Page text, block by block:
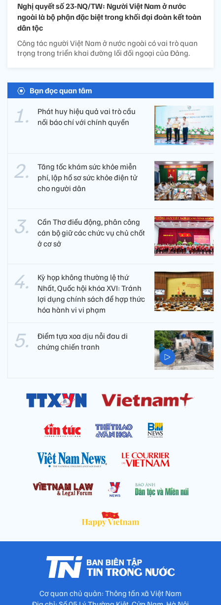
Nghị quyết số 23-NQ/TW: Người Việt Nam ở nước
ngoài là bộ phận đặc biệt trong khối đại đoàn kết toàn
dân tộc
Công tác người Việt Nam ở nước ngoài có vai trò quan
trọng trong triển khai đường lối đối ngoại của Đảng.
Bạn đọc quan tâm
Phát huy hiệu quả vai trò cầu
nối báo chí với chính quyền
Tăng tốc khám sức khỏe miễn
phí, lập hồ sơ sức khỏe điện tử
cho người dân
Cần Thơ điều động, phân công
cán bộ giữ các chức vụ chủ chốt
ở cơ sở
Kỳ họp không thường lệ thứ
Nhất, Quốc hội khóa XVI: Tránh
lợi dụng chính sách để hợp thức
hóa hành vi vi phạm
Điểm tựa xoa dịu nỗi đau di
chứng chiến tranh
Cơ quan chủ quản: Thông tấn xã Việt Nam